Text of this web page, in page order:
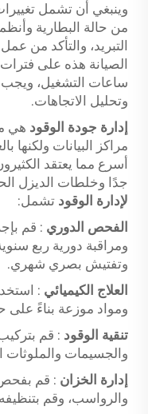
وينبغي أن تشمل
من حالة البطارية
التبريد، والتأكد من
الصيانة هذه على
ساعات التشغيل، ويجب
وتحليل الاتجاهات.
إدارة جودة الوقود هي
مراكز البيانات ولكنها
أسرع مما يعتقد
جدًا وخلطات الديزل
لإدارة الوقود تشمل:
الفحص الدوري : قم
ومراقبة دورية ربع سنوية
وتفتيش بصري شهري.
العلاج الكيميائي :
ومواد موزعة بناءً على
تنقية الوقود : قم
والجسيمات والملوثات
إدارة الخزان : قم بفحص
والرواسب، وقم